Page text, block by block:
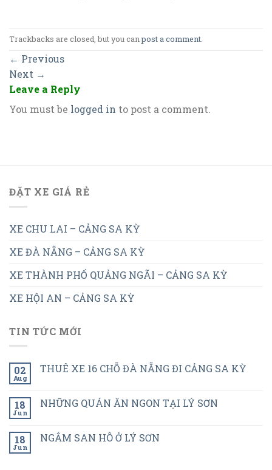
Trackbacks are closed, but you canpost a comment
← Previous
Next →
Leave a Reply
You must be logged in to post a comment.
ĐẶT XE GIÁ RẺ
XE CHU LAI – CẢNG SA KỲ
XE ĐÀ NẴNG – CẢNG SA KỲ
XE THÀNH PHỐ QUẢNG NGÃI – CẢNG SA KỲ
XE HỘI AN – CẢNG SA KỲ
TIN TỨC MỚI
02
Aug
THUÊ XE 16 CHỖ ĐÀ NẴNG ĐI CẢNG SA KỲ
18
Jun
NHỮNG QUÁN ĂN NGON TẠI LÝ SƠN
18
Jun
NGẮM SAN HÔ Ở LÝ SƠN